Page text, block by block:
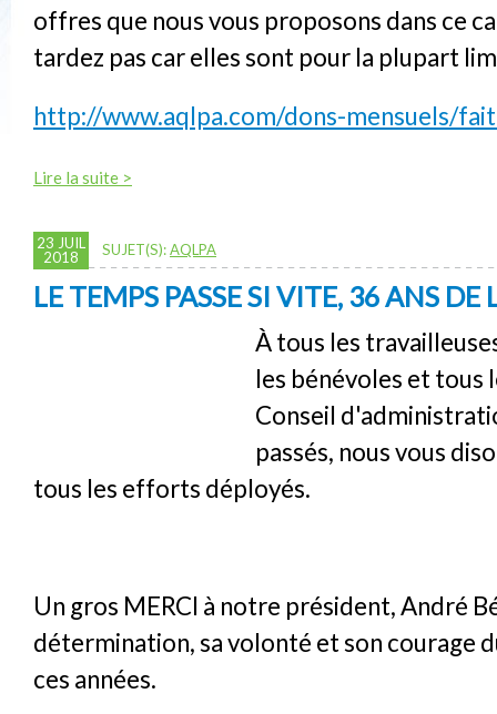
offres que nous vous proposons dans ce
tardez pas car elles sont pour la plupart
http://www.aqlpa.com/dons-mensuels/
Lire la suite >
23 JUIL
2018
SUJET(S):AQLPA
LE TEMPS PASSE SI VITE, 36 ANS DE
À tous les
les bénévoles et tous
Conseil
passés, nous vous
tous les efforts déployés.
Un gros MERCI à notre président, André
détermination, sa volonté et son courage
ces années.